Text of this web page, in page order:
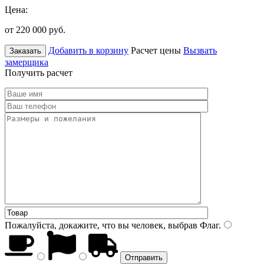
Цена:
от 220 000 руб.
Заказать Добавить в корзину Расчет цены Вызвать
замерщика
Получить расчет
Пожалуйста, докажите, что вы человек, выбрав Флаг.